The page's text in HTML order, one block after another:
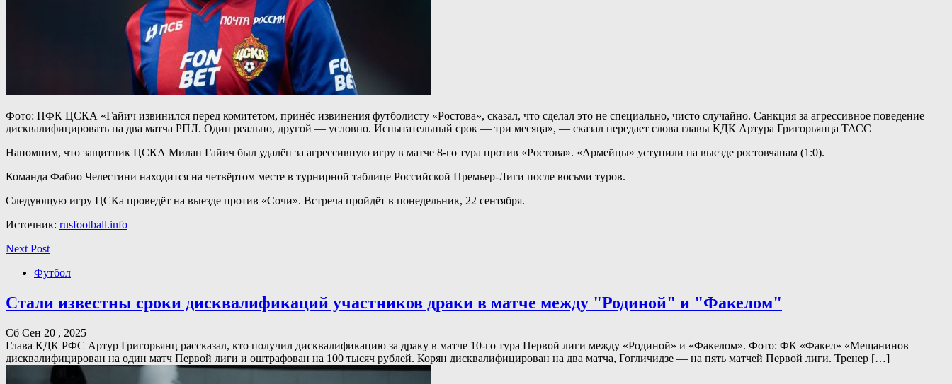
Фото: ПФК ЦСКА «Гайич извинился перед комитетом, принёс извинения футболисту «Ростова», сказал, что сделал это не специально, чисто случайно. Санкция за агрессивное поведение —
дисквалифицировать на два матча РПЛ. Один реально, другой — условно. Испытательный срок — три месяца», — сказал передает слова главы КДК Артура Григорьянца ТАСС
Напомним, что защитник ЦСКА Милан Гайич был удалён за агрессивную игру в матче 8-го тура против «Ростова». «Армейцы» уступили на выезде ростовчанам (1:0).
Команда Фабио Челестини находится на четвёртом месте в турнирной таблице Российской Премьер-Лиги после восьми туров.
Следующую игру ЦСКа проведёт на выезде против «Сочи». Встреча пройдёт в понедельник, 22 сентября.
Источник: rusfootball.info
Next Post
Футбол
Стали известны сроки дисквалификаций участников драки в матче между "Родиной" и "Факелом"
Сб Сен 20 , 2025
Глава КДК РФС Артур Григорьянц рассказал, кто получил дисквалификацию за драку в матче 10-го тура Первой лиги между «Родиной» и «Факелом». Фото: ФК «Факел» «Мещанинов
дисквалифицирован на один матч Первой лиги и оштрафован на 100 тысяч рублей. Корян дисквалифицирован на два матча, Гогличидзе — на пять матчей Первой лиги. Тренер […]